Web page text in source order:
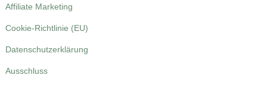
Affiliate Marketing
Cookie-Richtlinie (EU)
Datenschutzerklärung
Ausschluss